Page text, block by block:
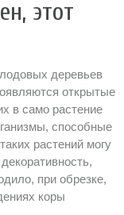
этот
деревьев
открытые
в само растение
способные
растений могу
при обрезке,
коры